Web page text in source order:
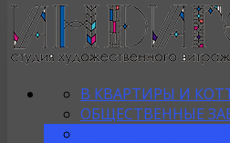
В КВАРТИРЫ И
ОБЩЕСТВЕННЫЕ